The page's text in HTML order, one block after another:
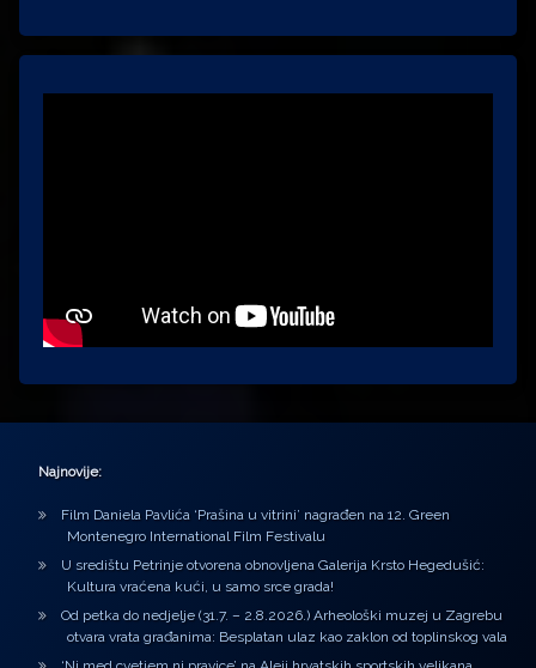
Najnovije:
Film Daniela Pavlića ‘Prašina u vitrini’ nagrađen na 12. Green
Montenegro International Film Festivalu
U središtu Petrinje otvorena obnovljena Galerija Krsto Hegedušić:
Kultura vraćena kući, u samo srce grada!
Od petka do nedjelje (31.7. – 2.8.2026.) Arheološki muzej u Zagrebu
otvara vrata građanima: Besplatan ulaz kao zaklon od toplinskog vala